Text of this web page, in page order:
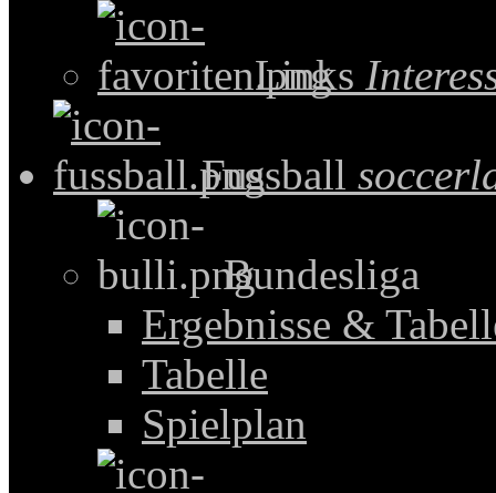
Links
Fussball
Bundesliga
Ergebnisse &
Tabelle
Spielplan